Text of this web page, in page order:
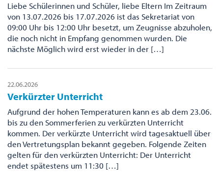
Liebe Schülerinnen und Schüler, liebe Eltern Im Zeitraum
von 13.07.2026 bis 17.07.2026 ist das Sekretariat von
09:00 Uhr bis 12:00 Uhr besetzt, um Zeugnisse abzuholen,
die noch nicht in Empfang genommen wurden. Die
nächste Möglich wird erst wieder in der […]
22.06.2026
Verkürzter Unterricht
Aufgrund der hohen Temperaturen kann es ab dem 23.06.
bis zu den Sommerferien zu verkürzten Unterricht
kommen. Der verkürzte Unterricht wird tagesaktuell über
den Vertretungsplan bekannt gegeben. Folgende Zeiten
gelten für den verkürzten Unterricht: Der Unterricht
endet spätestens um 11:30 […]